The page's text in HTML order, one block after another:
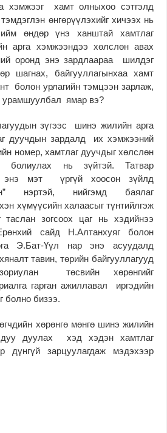
хэмжээг хамт олныхоо сэтгэлд
өнгөрүүлэхийг хичээх нь
өндөр үнэ ханштай хамтлаг
арга хэмжээндээ хөлслөн авах
оронд энэ зардлаараа шилдэг
шагнах, байгууллагынхаа хамт
болон урлагийн тэмцээн зарлаж,
урамшуулбал ямар вэ?
зүгээс шинэ жилийн арга
дуучдын зардалд их хэмжээний
номер, хамтлаг дуучдыг хөлслөн
болиулах нь зүйтэй. Татвар
энэ мэт үргүй хоосон зүйлд
нэртэй, нийгэмд баялаг
хүмүүсийн халаасыг түнтийлгэж
зогсоох цаг нь хэдийнээ
сайд Н.Алтанхуяг болон
Э.Бат-Үүл нар энэ асуудалд
тавин, төрийн байгууллагууд
төсвийн хөрөнгийг
гарган ажиллавал иргэдийн
болно бизээ.
хөрөнгө мөнгө шинэ жилийн
дуулах хэд хэдэн хамтлаг
дүнгүй зарцуулагдаж мэдэхээр